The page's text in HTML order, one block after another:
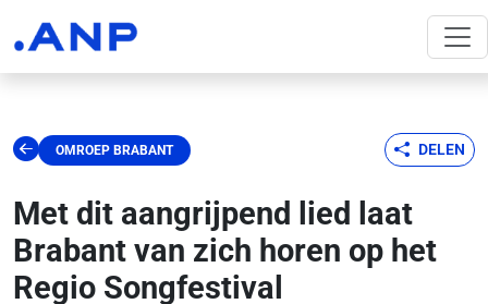
OMROEP BRABANT DELEN
Met dit aangrijpend lied laat
Brabant van zich horen op het
Regio Songfestival